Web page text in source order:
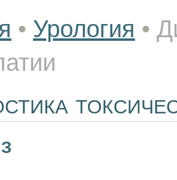
• Урология •